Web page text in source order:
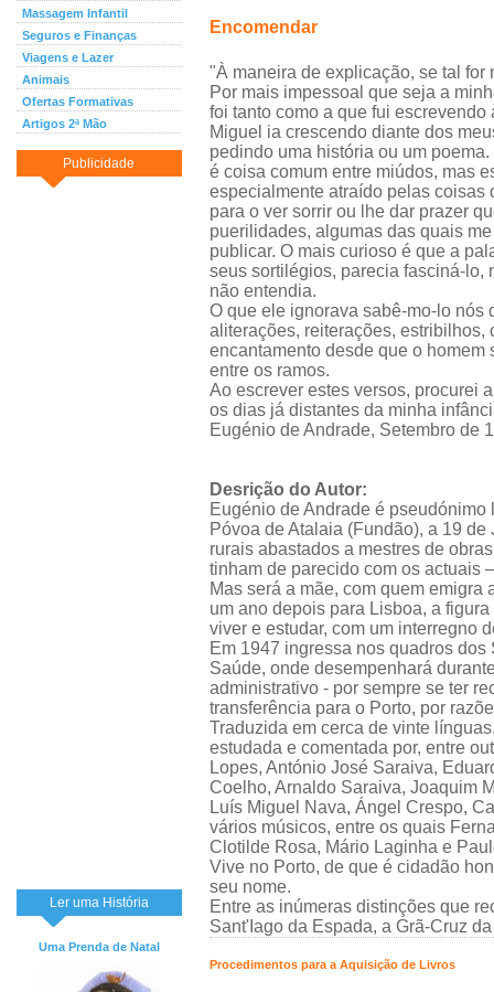
Massagem Infantil
Seguros e Finanças
Viagens e Lazer
Animais
Ofertas Formativas
Artigos 2ª Mão
Publicidade
Ler uma História
Uma Prenda de Natal
Encomendar
"À maneira de explicação, se tal for
Por mais impessoal que seja a
foi tanto como a que fui escrevendo
Miguel ia crescendo diante dos
pedindo uma história ou um
é coisa comum entre miúdos, mas
especialmente atraído pelas coisas
para o ver sorrir ou lhe dar prazer
puerilidades, algumas das quais
publicar. O mais curioso é que a
seus sortilégios, parecia fasciná-lo,
não entendia.
O que ele ignorava sabê-mo-lo nós
aliterações, reiterações, estribilhos,
encantamento desde que o homem
entre os ramos.
Ao escrever estes versos, procurei
os dias já distantes da minha
Eugénio de Andrade, Setembro de
Desrição do Autor:
Eugénio de Andrade é
Póvoa de Atalaia (Fundão), a 19
rurais abastados a mestres de
tinham de parecido com os actuais
Mas será a mãe, com quem
um ano depois para Lisboa, a
viver e estudar, com um interregno
Em 1947 ingressa nos quadros
Saúde, onde desempenhará
administrativo - por sempre se ter
transferência para o Porto, por
Traduzida em cerca de vinte
estudada e comentada por, entre
Lopes, António José Saraiva,
Coelho, Arnaldo Saraiva, Joaquim
Luís Miguel Nava, Ángel Crespo,
vários músicos, entre os quais
Clotilde Rosa, Mário Laginha e
Vive no Porto, de que é cidadão
seu nome.
Entre as inúmeras distinções que
Sant'Iago da Espada, a Grã-Cruz
Procedimentos para a Aquisição de Livros